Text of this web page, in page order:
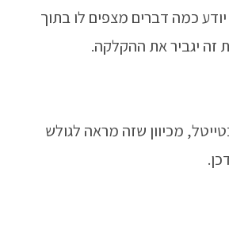
כמה דברים מצפים לו בתוך
זה יגביר את ההקלקה.
מכיוון שזה מראה לגולש